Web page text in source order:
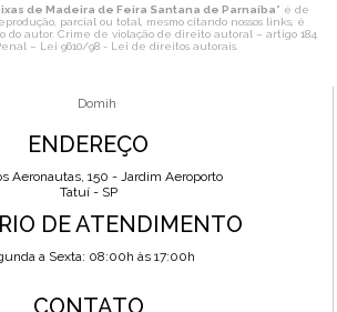
de Madeira de Feira Santana de Parnaíba" é de
parcial ou total, mesmo citando nossos links, é
do autor. Crime de violação de direito autoral – artigo 184
– Lei 9610/98 - Lei de direitos autorais.
ENDEREÇO
Aeronautas, 150 - Jardim Aeroporto
Tatuí - SP
DE ATENDIMENTO
a Sexta: 08:00h às 17:00h
CONTATO